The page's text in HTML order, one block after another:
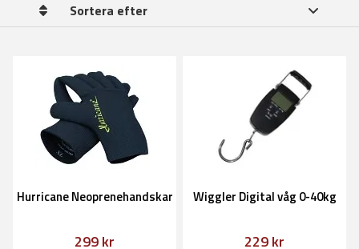
Sortera efter
Hurricane Neoprenehandskar
299 kr
Wiggler Digital våg 0-40kg
229 kr